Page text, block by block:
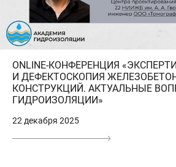
ONLINE-КОНФЕРЕНЦИЯ
И ДЕФЕКТОСКОПИЯ
КОНСТРУКЦИЙ. АКТУАЛЬНЫЕ
ГИДРОИЗОЛЯЦИИ»
22 декабря 2025